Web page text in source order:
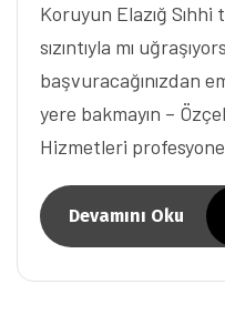
Koruyun Elazığ Sıhhi
sızıntıyla mı
başvuracağınızdan
yere bakmayın –
Hizmetleri
Devamını Oku